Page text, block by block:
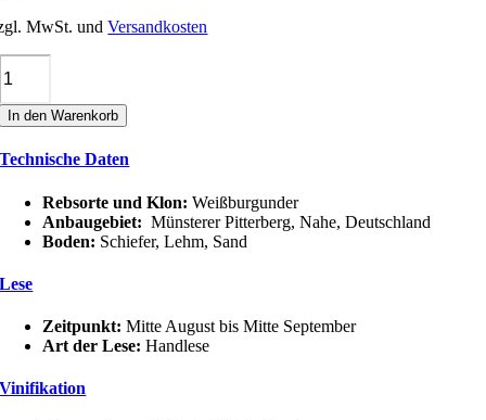
MwSt. undVersandkosten
In den Warenkorb
Technische Daten
Rebsorte und Klon:Weißburgunder
Anbaugebiet: Münsterer Pitterberg, Nahe, Deutschland
Boden: Schiefer, Lehm, Sand
Lese
Zeitpunkt:Mitte August bis Mitte September
Art der Lese: Handlese
Vinifikation